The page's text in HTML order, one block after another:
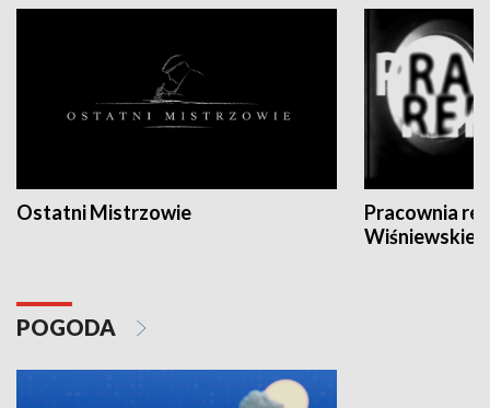
Ostatni Mistrzowie
Pracownia
POGODA